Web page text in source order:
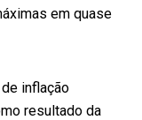
em quase
inflação
resultado da